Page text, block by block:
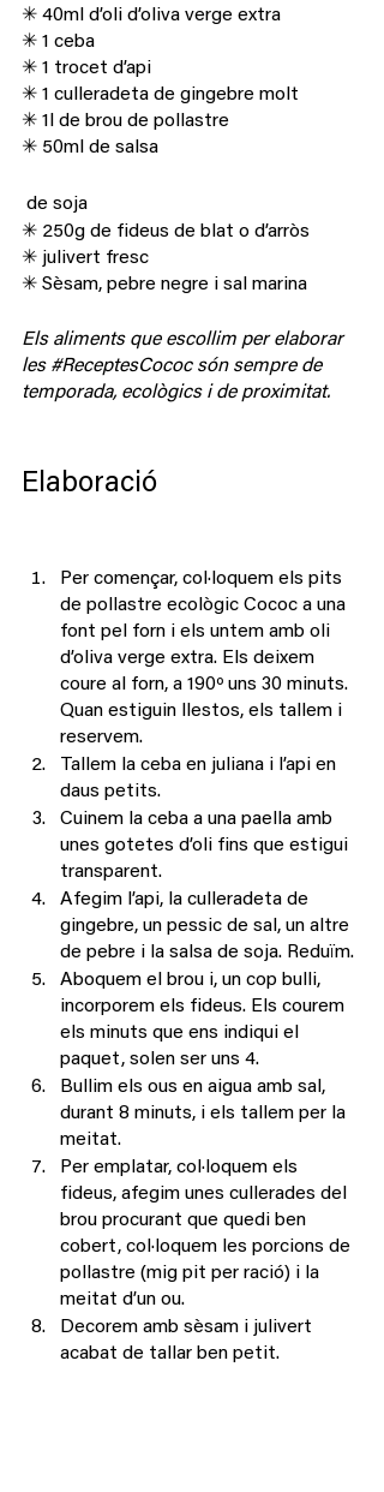
✳ 40ml d’oli d’oliva verge extra
✳ 1 ceba
✳ 1 trocet d’api
✳ 1 culleradeta de gingebre molt
✳ 1l de brou de pollastre
✳ 50ml de salsa
de soja
✳ 250g de fideus de blat o d’arròs
✳ julivert fresc
✳ Sèsam, pebre negre i sal marina
Els aliments que escollim per elaborar
les #ReceptesCococ són sempre de
temporada, ecològics i de proximitat.
Elaboració
Per començar, col·loquem els pits
de pollastre ecològic Cococ a una
font pel forn i els untem amb oli
d’oliva verge extra. Els deixem
coure al forn, a 190º uns 30 minuts.
Quan estiguin llestos, els tallem i
reservem.
Tallem la ceba en juliana i l’api en
daus petits.
Cuinem la ceba a una paella amb
unes gotetes d’oli fins que estigui
transparent.
Afegim l’api, la culleradeta de
gingebre, un pessic de sal, un altre
de pebre i la salsa de soja. Reduïm.
Aboquem el brou i, un cop bulli,
incorporem els fideus. Els courem
els minuts que ens indiqui el
paquet, solen ser uns 4.
Bullim els ous en aigua amb sal,
durant 8 minuts, i els tallem per la
meitat.
Per emplatar, col·loquem els
fideus, afegim unes cullerades del
brou procurant que quedi ben
cobert, col·loquem les porcions de
pollastre (mig pit per ració) i la
meitat d’un ou.
Decorem amb sèsam i julivert
acabat de tallar ben petit.